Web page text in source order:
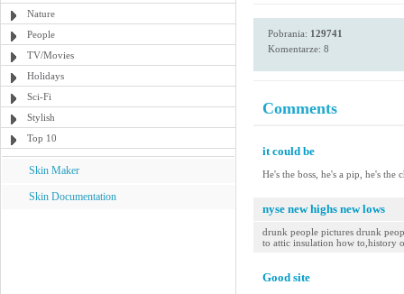
Nature
People
TV/Movies
Holidays
Sci-Fi
Stylish
Top 10
Skin Maker
Skin Documentation
Pobrania: 129741
Komentarze: 8
Comments
it could be
He's the boss, he's a pip, he's the
nyse new highs new lows
drunk people pictures drunk
to attic insulation how to,history
Good site